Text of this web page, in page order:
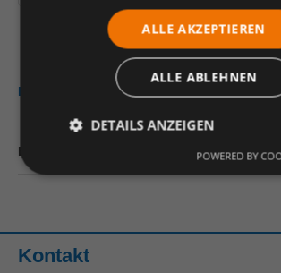
Beschreibung
Bewertungen
Kontakt
ALLE AKZEPTIEREN
ALLE ABLEHNEN
DETAILS ANZEIGEN
POWERED BY